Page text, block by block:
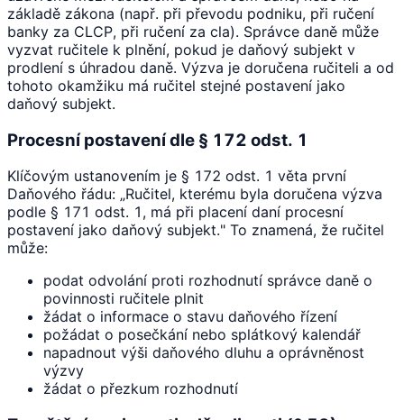
základě zákona (např. při převodu podniku, při ručení
banky za CLCP, při ručení za cla). Správce daně může
vyzvat ručitele k plnění, pokud je daňový subjekt v
prodlení s úhradou daně. Výzva je doručena ručiteli a od
tohoto okamžiku má ručitel stejné postavení jako
daňový subjekt.
Procesní postavení dle § 172 odst. 1
Klíčovým ustanovením je § 172 odst. 1 věta první
Daňového řádu: „Ručitel, kterému byla doručena výzva
podle § 171 odst. 1, má při placení daní procesní
postavení jako daňový subjekt." To znamená, že ručitel
může:
podat odvolání proti rozhodnutí správce daně o
povinnosti ručitele plnit
žádat o informace o stavu daňového řízení
požádat o posečkání nebo splátkový kalendář
napadnout výši daňového dluhu a oprávněnost
výzvy
žádat o přezkum rozhodnutí